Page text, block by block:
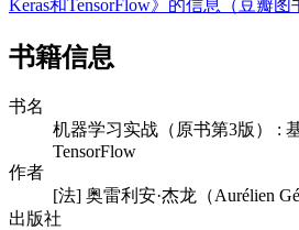
Keras和TensorFlow》的信息（豆瓣图
书籍信息
书名
机器学习实战（原书第3版） :
TensorFlow
作者
[法] 奥雷利安·杰龙（Aurélien
出版社